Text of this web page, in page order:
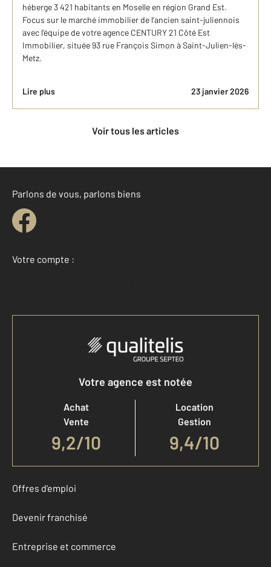
héberge 3 421 habitants en Moselle en région Grand Est.
Focus sur le marché immobilier de l’ancien saint-juliennois
avec l’équipe de votre agence CENTURY 21 Côté Est
Immobilier, située 93 rue François Simon à Saint-Julien-lès-
Metz.
Lire plus 23 janvier 2026
Voir tous les articles
Parlons de vous, parlons biens
Votre compte :
Accéder à mon compte
Votre agence est notée
Achat
Vente
9,2/10
Location
Gestion
9,4/10
Offres d'emploi
Devenir franchisé
Entreprise et commerce